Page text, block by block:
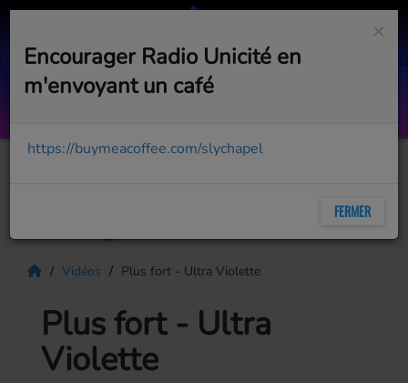
Jouer
Vidéos Plus fort - Ultra Violette
Plus fort - Ultra
Violette
×
Encourager Radio Unicité en
m'envoyant un café
https://buymeacoffee.com/slychapel
FERMER